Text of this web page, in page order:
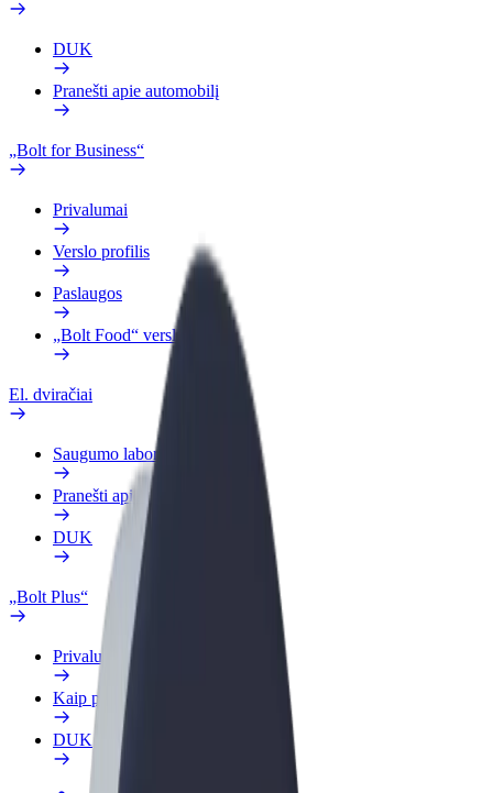
DUK
Pranešti apie automobilį
„Bolt for Business“
Privalumai
Verslo profilis
Paslaugos
„Bolt Food“ verslui
El. dviračiai
Saugumo laboratorija
Pranešti apie problemą
DUK
„Bolt Plus“
Privalumai
Kaip prisijungti
DUK